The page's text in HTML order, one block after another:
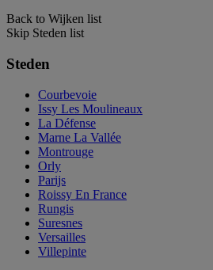
Back to Wijken list
Skip Steden list
Steden
Courbevoie
Issy Les Moulineaux
La Défense
Marne La Vallée
Montrouge
Orly
Parijs
Roissy En France
Rungis
Suresnes
Versailles
Villepinte